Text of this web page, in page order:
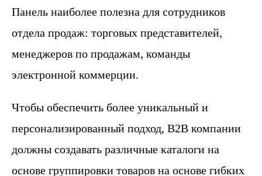
Панель наиболее полезна для сотрудников
отдела продаж: торговых представителей,
менеджеров по продажам, команды
электронной коммерции.
Чтобы обеспечить более уникальный и
персонализированный подход, B2B компании
должны создавать различные каталоги на
основе группировки товаров на основе гибких